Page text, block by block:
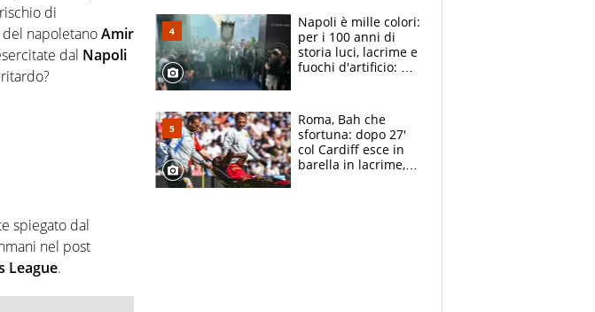
antonomasia
di
del napoletanoAmir
dal Napoli
spiegato dal
nel post
League.
bigliettini
Napoli è mille colori:
per i 100 anni di
storia luci, lacrime e
fuochi d'artificio: De
Roma, Bah che
sfortuna: dopo 27'
col Cardiff esce in
barella in lacrime,